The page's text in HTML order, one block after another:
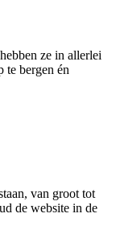
ze in allerlei
te bergen én
van groot tot
de website in de